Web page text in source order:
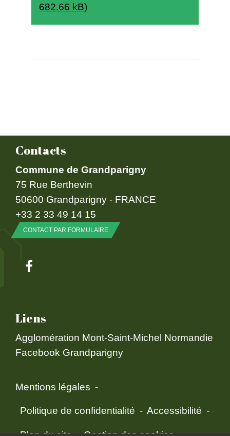
682.66 kB)
Contacts
Commune de Grandparigny
75 Rue Berthevin
50600 Grandparigny - FRANCE
+33 2 33 49 14 15
CONTACT PAR FORMULAIRE
Liens
Agglomération Mont-Saint-Michel Normandie
Facebook Grandparigny
Mentions légales -
Politique de confidentialité - Accessibilité -